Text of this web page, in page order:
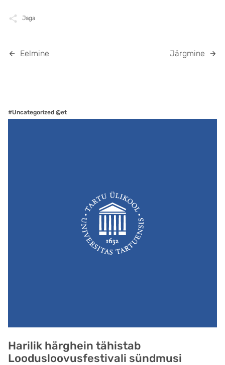
Jaga
Eelmine Järgmine
#Uncategorized @et
Harilik härghein tähistab
Loodusloovusfestivali sündmusi